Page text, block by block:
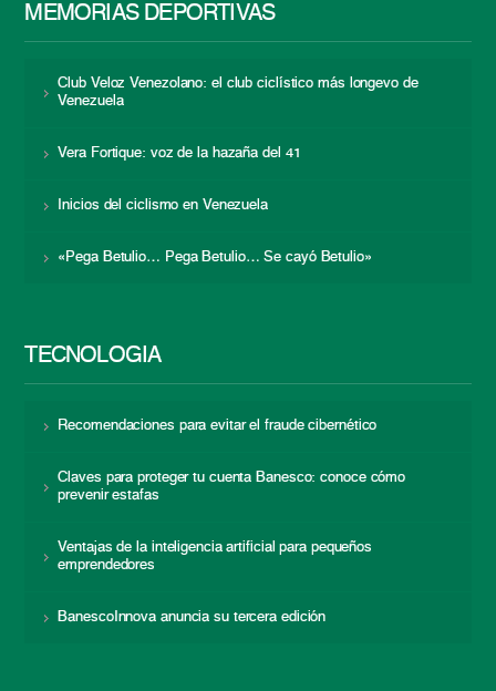
MEMORIAS DEPORTIVAS
Club Veloz Venezolano: el club ciclístico más longevo de
Venezuela
Vera Fortique: voz de la hazaña del 41
Inicios del ciclismo en Venezuela
«Pega Betulio… Pega Betulio… Se cayó Betulio»
TECNOLOGÍA
Recomendaciones para evitar el fraude cibernético
Claves para proteger tu cuenta Banesco: conoce cómo
prevenir estafas
Ventajas de la inteligencia artificial para pequeños
emprendedores
BanescoInnova anuncia su tercera edición